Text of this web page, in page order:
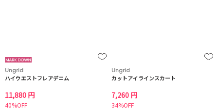
Ungrid
ハイウエストフレアデニム
11,880 円
40%OFF
Ungrid
カットアイラインスカート
7,260 円
34%OFF